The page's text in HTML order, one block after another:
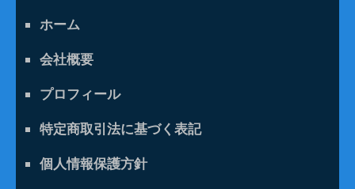
ホーム
会社概要
プロフィール
特定商取引法に基づく表記
個人情報保護方針